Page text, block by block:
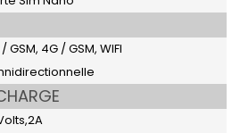
GSM, 4G / GSM, WIFI